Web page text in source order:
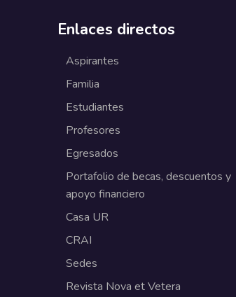
Enlaces directos
Aspirantes
Familia
Estudiantes
Profesores
Egresados
Portafolio de becas, descuentos y
apoyo financiero
Casa UR
CRAI
Sedes
Revista Nova et Vetera